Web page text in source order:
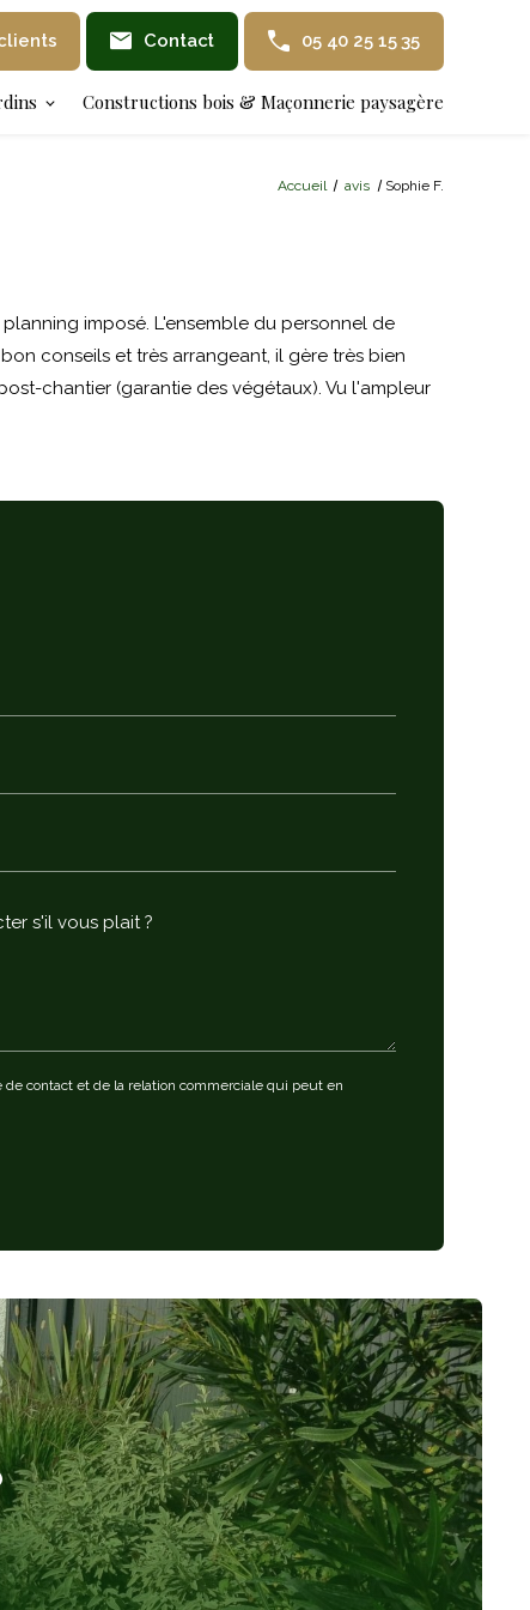
Contact 05 40 25 15 35
Constructions bois & Maçonnerie paysagère
Accueil avis Sophie F.
imposé. L'ensemble du personnel de
conseils et très arrangeant, il gère très bien
chantier (garantie des végétaux). Vu l'ampleur
de contact et de la relation commerciale qui peut en